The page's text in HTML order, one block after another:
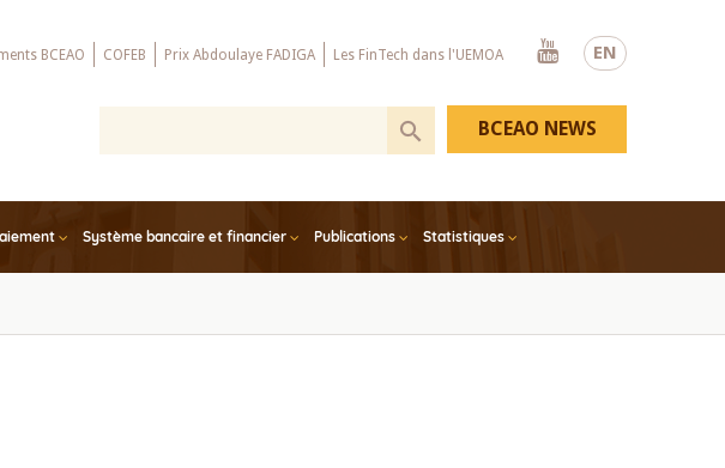
EN
BCEAO COFEB Prix Abdoulaye FADIGA Les FinTech dans l'UEMOA
Youtube
Système bancaire et financier Publications Statistiques
BCEAO NEWS